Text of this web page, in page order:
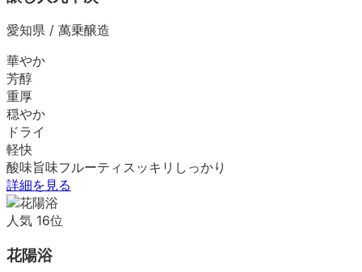
愛知県 / 萬乗醸造
華やか
芳醇
重厚
穏やか
ドライ
軽快
酸味旨味フルーティ スッキリ しっかり
詳細を見る
人気 16位
花陽浴